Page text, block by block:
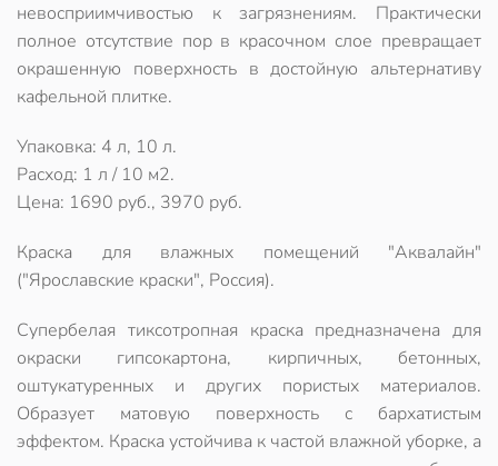
невосприимчивостью к загрязнениям. Практически
полное отсутствие пор в красочном слое превращает
окрашенную поверхность в достойную альтернативу
кафельной плитке.
Упаковка: 4 л, 10 л.
Расход: 1 л / 10 м2.
Цена: 1690 руб., 3970 руб.
Краска для влажных помещений "Аквалайн"
("Ярославские краски", Россия).
Супербелая тиксотропная краска предназначена для
окраски гипсокартона, кирпичных, бетонных,
оштукатуренных и других пористых материалов.
Образует матовую поверхность с бархатистым
эффектом. Краска устойчива к частой влажной уборке, а